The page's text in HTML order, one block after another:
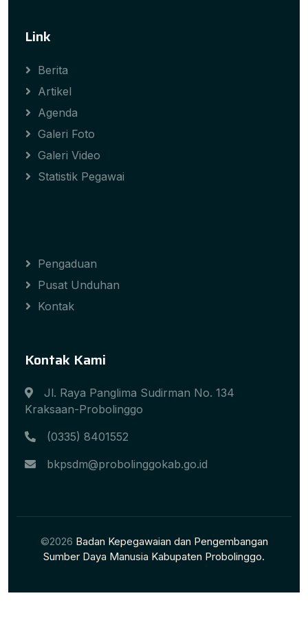
Link
Berita
Artikel
Agenda
Galeri Foto
Galeri Video
Statistik Pegawai
Pengaduan
Pusat Unduhan
Kontak
Kontak Kami
Jl. Raya Panglima Sudirman No. 134
Kraksaan-Probolinggo
(0335) 8401552
bkpsdm@probolinggokab.go.id
©2026 Badan Kepegawaian dan Pengembangan
Sumber Daya Manusia Kabupaten Probolinggo.